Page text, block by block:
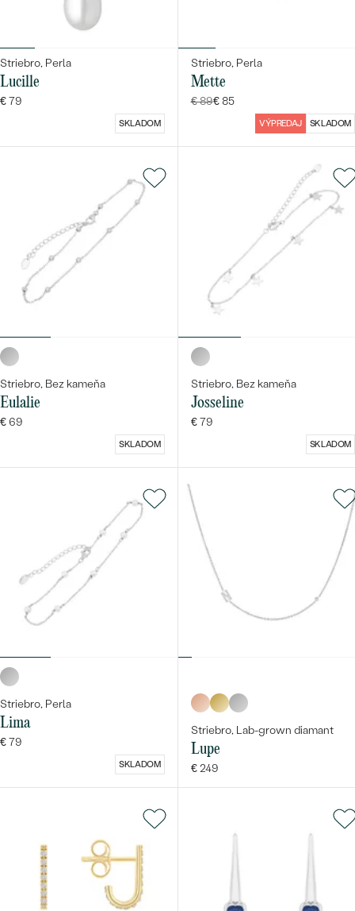
Striebro, Perla
Lucille
€ 79
SKLADOM
Striebro, Perla
Mette
€ 89€ 85
VÝPREDAJ SKLADOM
Striebro, Bez kameňa
Eulalie
€ 69
SKLADOM
Striebro, Bez kameňa
Josseline
€ 79
SKLADOM
Striebro, Perla
Lima
€ 79
SKLADOM
Striebro, Lab-grown diamant
Lupe
€ 249